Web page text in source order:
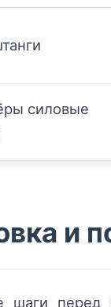
силовые
и
шаги перед